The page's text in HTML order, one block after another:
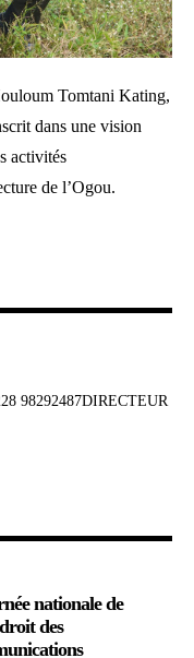
Tomtani Kating,
dans une vision
activités
de l’Ogou.
98292487DIRECTEUR
nationale de
des